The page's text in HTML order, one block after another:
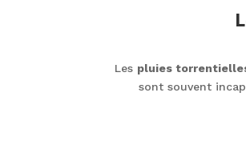
Les pluies
sont souvent